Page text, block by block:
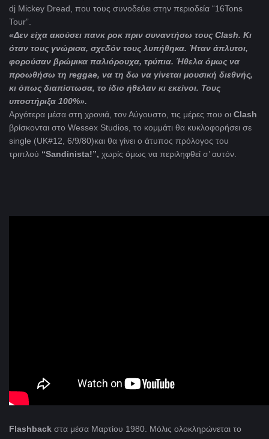
dj Mickey Dread, που τους συνοδεύει στην περιοδεία “16Tons
Tour”.
«Δεν είχα ακούσει πανκ ροκ πριν συναντήσω τους Clash. Κι
όταν τους γνώρισα, σχεδόν τους λυπήθηκα. Ήταν άπλυτοι,
φορούσαν βρώμικα παλιόρουχα, τρύπια. Ήθελα όμως να
προωθήσω τη reggae, να τη δω να γίνεται μουσική διεθνής,
κι όπως διαπίστωσα, το ίδιο ήθελαν κι εκείνοι. Τους
υποστήριξα 100%».
Αργότερα μέσα στη χρονιά, τον Αύγουστο, τις μέρες που οι Clash
βρίσκονται στο Wessex Studios, το κομμάτι θα κυκλοφορήσει σε
single (UK#12, 6/9/80)και θα γίνει o άτυπος πρόλογος του
τριπλού “Sandinista!”, χωρίς όμως να περιληφθεί σ’ αυτόν.
Flashback στα μέσα Μαρτίου 1980. Μόλις ολοκληρώνεται το